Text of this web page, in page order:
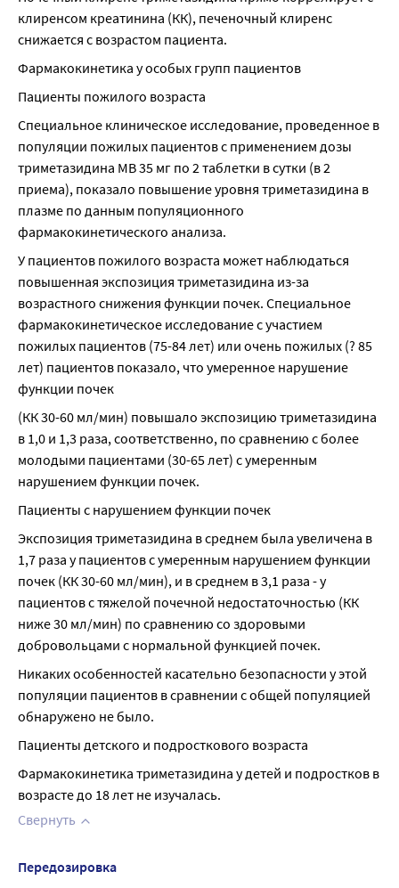
клиренсом креатинина (КК), печеночный клиренс
снижается с возрастом пациента.
Фармакокинетика у особых групп пациентов
Пациенты пожилого возраста
Специальное клиническое исследование, проведенное в
популяции пожилых пациентов с применением дозы
триметазидина МВ 35 мг по 2 таблетки в сутки (в 2
приема), показало повышение уровня триметазидина в
плазме по данным популяционного
фармакокинетического анализа.
У пациентов пожилого возраста может наблюдаться
повышенная экспозиция триметазидина из-за
возрастного снижения функции почек. Специальное
фармакокинетическое исследование с участием
пожилых пациентов (75-84 лет) или очень пожилых (? 85
лет) пациентов показало, что умеренное нарушение
функции почек
(КК 30-60 мл/мин) повышало экспозицию триметазидина
в 1,0 и 1,3 раза, соответственно, по сравнению с более
молодыми пациентами (30-65 лет) с умеренным
нарушением функции почек.
Пациенты с нарушением функции почек
Экспозиция триметазидина в среднем была увеличена в
1,7 раза у пациентов с умеренным нарушением функции
почек (КК 30-60 мл/мин), и в среднем в 3,1 раза - у
пациентов с тяжелой почечной недостаточностью (КК
ниже 30 мл/мин) по сравнению со здоровыми
добровольцами с нормальной функцией почек.
Никаких особенностей касательно безопасности у этой
популяции пациентов в сравнении с общей популяцией
обнаружено не было.
Пациенты детского и подросткового возраста
Фармакокинетика триметазидина у детей и подростков в
возрасте до 18 лет не изучалась.
Свернуть
Передозировка